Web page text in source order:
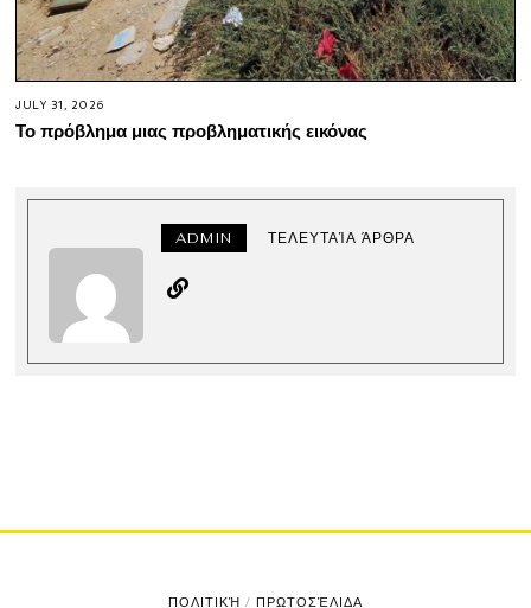
JULY 31, 2026
Το πρόβλημα μιας προβληματικής εικόνας
ADMIN ΤΕΛΕΥΤΑΊΑ ΆΡΘΡΑ
ΠΟΛΙΤΙΚΉ / ΠΡΩΤΟΣΈΛΙΔΑ